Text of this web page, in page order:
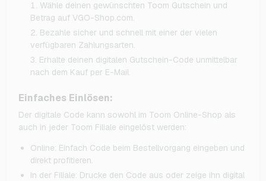
Wähle deinen gewünschten Toom Gutschein und
Betrag auf VGO-Shop.com.
Bezahle sicher und schnell mit einer der vielen
verfügbaren Zahlungsarten.
Erhalte deinen digitalen Gutschein-Code unmittelbar
nach dem Kauf per E-Mail.
Einfaches Einlösen:
Der digitale Code kann sowohl im Toom Online-Shop als
auch in jeder Toom Filiale eingelöst werden:
Online: Einfach Code beim Bestellvorgang eingeben und
direkt profitieren.
In der Filiale: Drucke den Code aus oder zeige ihn digital